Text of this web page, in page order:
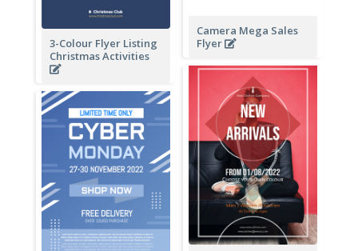
3-Colour Flyer Listing
Christmas Activities
Camera Mega Sales
Flyer